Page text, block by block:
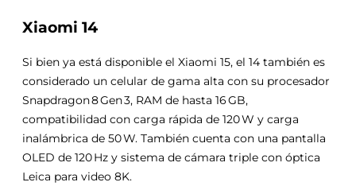
Xiaomi 14
Si bien ya está disponible el Xiaomi 15, el 14 también es
considerado un celular de gama alta con su procesador
Snapdragon 8 Gen 3, RAM de hasta 16 GB,
compatibilidad con carga rápida de 120 W y carga
inalámbrica de 50 W. También cuenta con una pantalla
OLED de 120 Hz y sistema de cámara triple con óptica
Leica para video 8K.